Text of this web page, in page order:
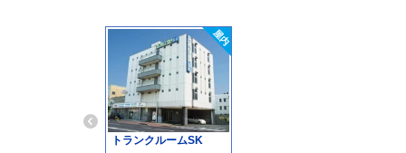
トランクルームSK